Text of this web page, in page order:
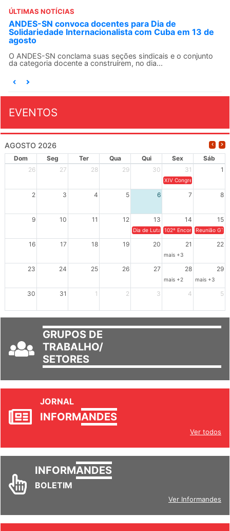
ÚLTIMAS NOTÍCIAS
ANDES-SN convoca docentes para Dia de
Solidariedade Internacionalista com Cuba em 13 de
agosto
O ANDES-SN conclama suas seções sindicais e o conjunto
da categoria docente a construírem, no dia...
EVENTOS
AGOSTO 2026
Dom Seg Ter Qua Qui Sex
Sáb
26
27 28 29 30 31 1
XIV Congresso Brasileiro
2 3 4 5 6 7 8
9 10 11 12 13 14 15
Dia de Luta em Defesa de Cuba e da
102º Encontro da
Reunião
16 17 18 19 20 21 22
mais +3
23 24 25 26 27 28 29
mais +2 mais +3
30 31 1 2 3 4 5
GRUPOS DE
TRABALHO/
SETORES
JORNAL
INFORMANDES
Ver todos
INFORMANDES
BOLETIM
Ver Informandes